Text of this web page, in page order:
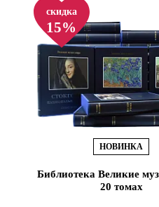
скидка
15%
НОВИНКА
Библиотека Великие
20 томах